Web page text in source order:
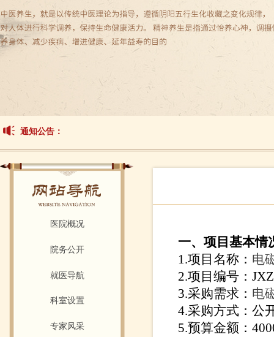
通知公告：
一、项目基本情
1.项目名称： 电
2.项目编号：
3.采购需求： 电
4.采购方式：公
5.预算金额：
医院概况
院务公开
就医导航
科室设置
专家风采